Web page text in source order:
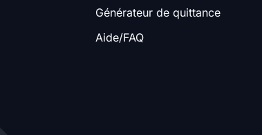
Générateur de quittance
Aide/FAQ